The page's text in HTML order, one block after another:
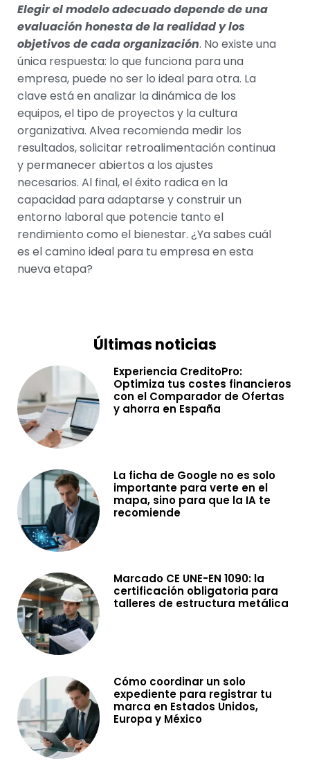
Elegir el modelo adecuado depende de una
evaluación honesta de la realidad y los
objetivos de cada organización. No existe una
única respuesta: lo que funciona para una
empresa, puede no ser lo ideal para otra. La
clave está en analizar la dinámica de los
equipos, el tipo de proyectos y la cultura
organizativa. Alvea recomienda medir los
resultados, solicitar retroalimentación continua
y permanecer abiertos a los ajustes
necesarios. Al final, el éxito radica en la
capacidad para adaptarse y construir un
entorno laboral que potencie tanto el
rendimiento como el bienestar. ¿Ya sabes cuál
es el camino ideal para tu empresa en esta
nueva etapa?
Últimas noticias
Experiencia CreditoPro:
Optimiza tus costes financieros
con el Comparador de Ofertas
y ahorra en España
La ficha de Google no es solo
importante para verte en el
mapa, sino para que la IA te
recomiende
Marcado CE UNE-EN 1090: la
certificación obligatoria para
talleres de estructura metálica
Cómo coordinar un solo
expediente para registrar tu
marca en Estados Unidos,
Europa y México